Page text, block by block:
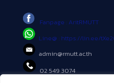
Fanpage : AritRMUTT
Line@ : https://lin.ee/
admin@rmutt.ac.th
02 549 3074